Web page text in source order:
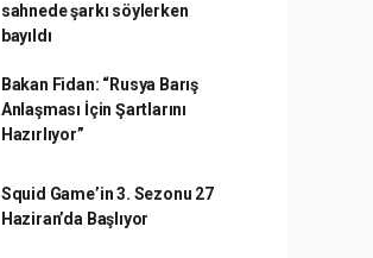
sahnede şarkı söylerken
bayıldı
Bakan Fidan: “Rusya Barış
Anlaşması İçin Şartlarını
Hazırlıyor”
Squid Game’in 3. Sezonu 27
Haziran’da Başlıyor